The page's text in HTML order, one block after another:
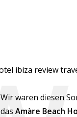
Wir waren diesen
das Amàre Beach